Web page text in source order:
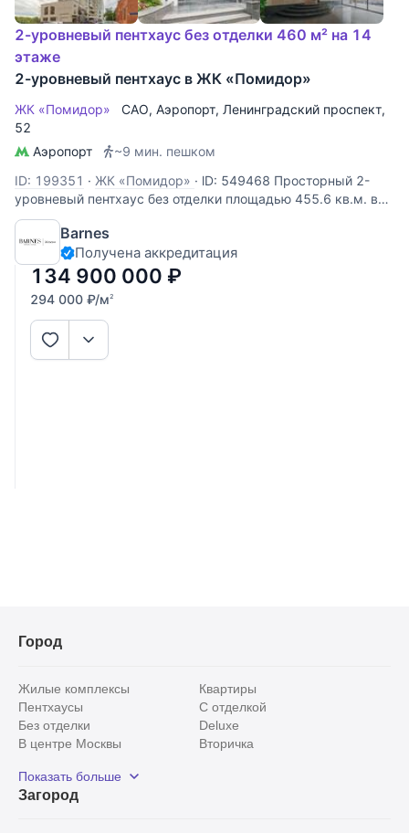
2-уровневый пентхаус без отделки 460 м² на 14
этаже
2-уровневый пентхаус в ЖК «Помидор»
ЖК «Помидор» САО, Аэропорт, Ленинградский проспект,
52
Аэропорт
~9 мин. пешком
ID: 199351 · ЖК «Помидор» · lD: 549468 Просторный 2-
уровневый пентхаус без отделки площадью 455.6 кв.м. в
жилом комплексе «Помидор» на Ленинградском
проспекте. Планировочное решение включает: гостиную,
кухню, 4 спальни, 4 санузла, кабинет, библиотеку,
гардеробные, балкон.
Barnes
Получена аккредитация
134 900 000 ₽
294 000 ₽/м2
Город
Жилые комплексы
Квартиры
Пентхаусы
С отделкой
Без отделки
Deluxe
В центре Москвы
Вторичка
Рядом с парком
С панорамными окнами
Показать больше
Загород